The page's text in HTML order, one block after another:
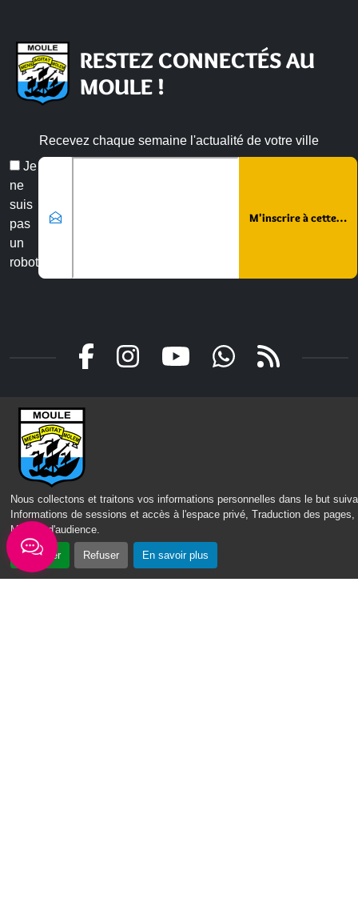
Nous collectons et traitons vos informations personnelles dans le but
Informations de sessions et accès à l'espace privé, Traduction des pages,
Mesure d'audience.
Accepter Refuser En savoir plus
RESTEZ CONNECTÉS AU
MOULE !
Recevez chaque semaine l'actualité de votre ville
Je
ne
suis
pas
un
robot
Veuillez laisser ce champ vide :
Email
Tél.: +590-(0)5.90.23.09.00
Envoyer un email